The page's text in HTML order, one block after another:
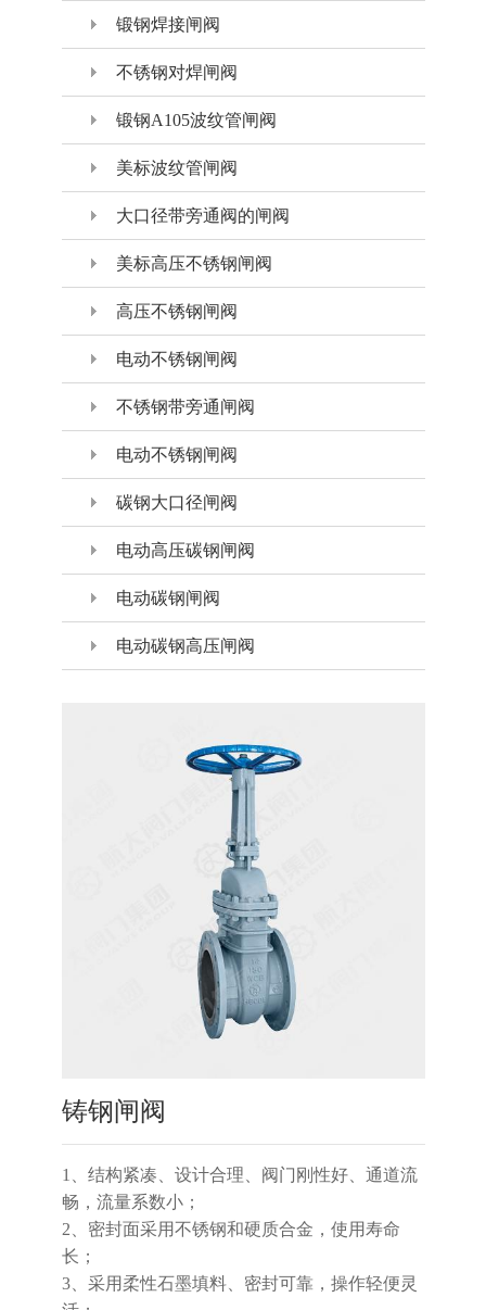
锻钢焊接闸阀
不锈钢对焊闸阀
锻钢A105波纹管闸阀
美标波纹管闸阀
大口径带旁通阀的闸阀
美标高压不锈钢闸阀
高压不锈钢闸阀
电动不锈钢闸阀
不锈钢带旁通闸阀
电动不锈钢闸阀
碳钢大口径闸阀
电动高压碳钢闸阀
电动碳钢闸阀
电动碳钢高压闸阀
铸钢闸阀
1、结构紧凑、设计合理、阀门刚性好、通道流
畅，流量系数小；
2、密封面采用不锈钢和硬质合金，使用寿命
长；
3、采用柔性石墨填料、密封可靠，操作轻便灵